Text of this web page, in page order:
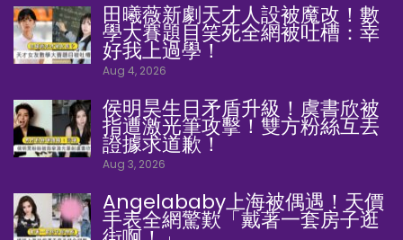
田曦薇新劇天才人設被魔改！數
學大賽題目笑死全網被吐槽：幸
好我上過學！
Aug 4, 2026
侯明昊生日矛盾升級！虞書欣被
指遭激光筆攻擊！雙方粉絲互丟
證據求道歉！
Aug 3, 2026
Angelababy上海被偶遇！天價
手表全網驚歎「戴著一套房子逛